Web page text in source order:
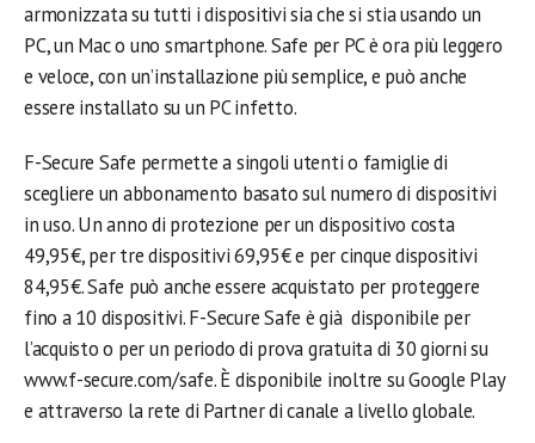
armonizzata su tutti i dispositivi sia che si stia usando un
PC, un Mac o uno smartphone. Safe per PC è ora più leggero
e veloce, con un’installazione più semplice, e può anche
essere installato su un PC infetto.
F-Secure Safe permette a singoli utenti o famiglie di
scegliere un abbonamento basato sul numero di dispositivi
in uso. Un anno di protezione per un dispositivo costa
49,95€, per tre dispositivi 69,95€ e per cinque dispositivi
84,95€. Safe può anche essere acquistato per proteggere
fino a 10 dispositivi. F-Secure Safe è già disponibile per
l’acquisto o per un periodo di prova gratuita di 30 giorni su
www.f-secure.com/safe. È disponibile inoltre su Google Play
e attraverso la rete di Partner di canale a livello globale.